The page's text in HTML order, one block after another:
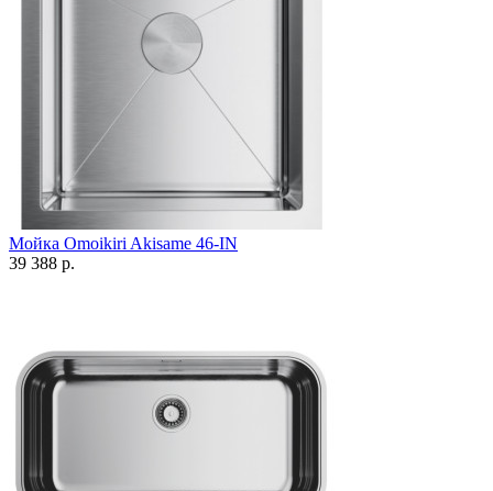
Мойка Omoikiri Akisame 46-IN
39 388 р.